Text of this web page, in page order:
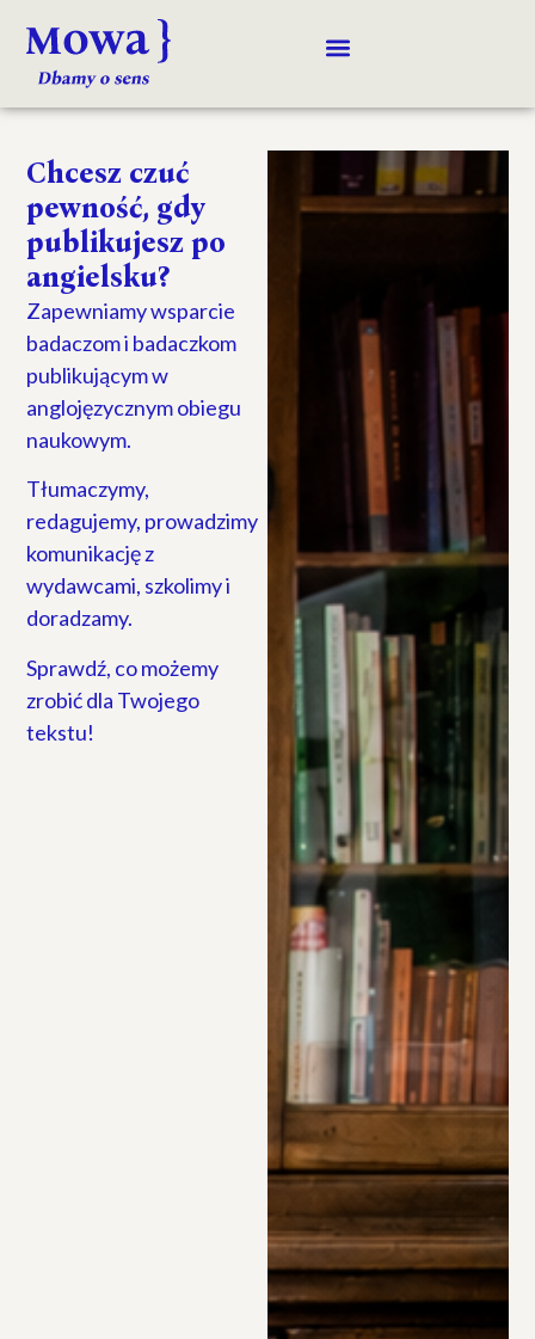
Chcesz czuć
pewność, gdy
publikujesz po
angielsku?​
Zapewniamy wsparcie
badaczom i badaczkom
publikującym w
anglojęzycznym obiegu
naukowym.
Tłumaczymy,
redagujemy, prowadzimy
komunikację z
wydawcami, szkolimy i
doradzamy.
Sprawdź, co możemy
zrobić dla Twojego
tekstu!